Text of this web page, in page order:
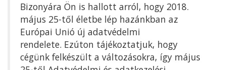
Bizonyára Ön is hallott arról, hogy 2018.
május 25-től életbe lép hazánkban az
Európai Unió új adatvédelmi
rendelete. Ezúton tájékoztatjuk, hogy
cégünk felkészült a változásokra, így május